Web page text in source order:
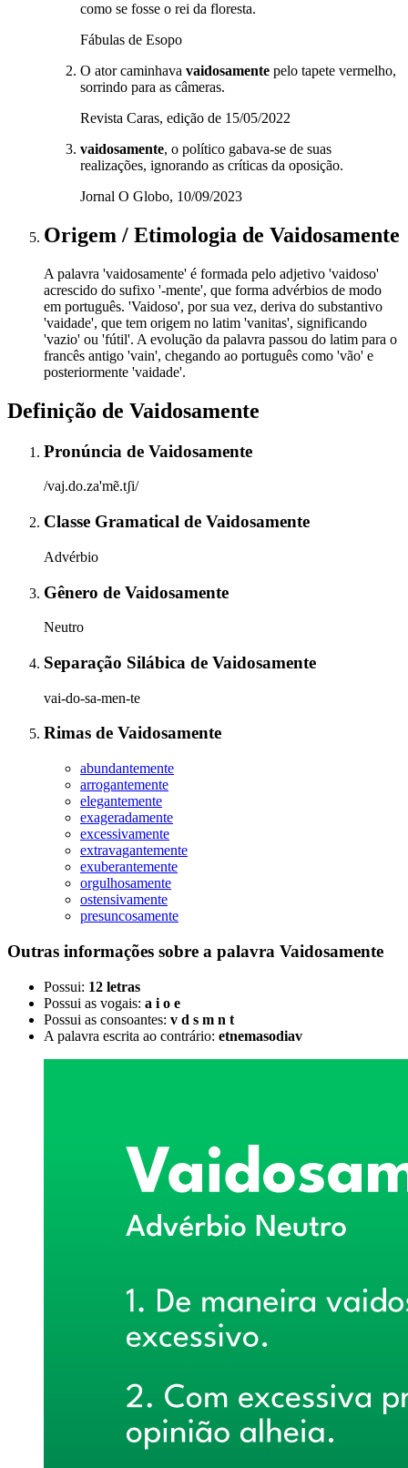
como se fosse o rei da floresta.
Fábulas de Esopo
O ator caminhava vaidosamente pelo tapete vermelho,
sorrindo para as câmeras.
Revista Caras, edição de 15/05/2022
vaidosamente, o político gabava-se de suas
realizações, ignorando as críticas da oposição.
Jornal O Globo, 10/09/2023
Origem / Etimologia de Vaidosamente
A palavra 'vaidosamente' é formada pelo adjetivo 'vaidoso'
acrescido do sufixo '-mente', que forma advérbios de modo
em português. 'Vaidoso', por sua vez, deriva do substantivo
'vaidade', que tem origem no latim 'vanitas', significando
'vazio' ou 'fútil'. A evolução da palavra passou do latim para o
francês antigo 'vain', chegando ao português como 'vão' e
posteriormente 'vaidade'.
Definição de Vaidosamente
Pronúncia de Vaidosamente
/vaj.do.za'mẽ.tʃi/
Classe Gramatical de Vaidosamente
Advérbio
Gênero de Vaidosamente
Neutro
Separação Silábica de Vaidosamente
vai-do-sa-men-te
Rimas de Vaidosamente
abundantemente
arrogantemente
elegantemente
exageradamente
excessivamente
extravagantemente
exuberantemente
orgulhosamente
ostensivamente
presuncosamente
Outras informações sobre a palavra Vaidosamente
Possui: 12 letras
Possui as vogais: a i o e
Possui as consoantes: v d s m n t
A palavra escrita ao contrário: etnemasodiav